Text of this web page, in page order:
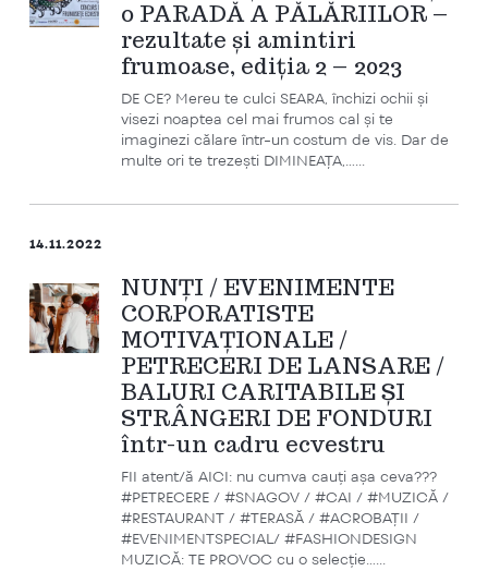
o PARADĂ A PĂLĂRIILOR –
rezultate și amintiri
frumoase, ediția 2 – 2023
DE CE? Mereu te culci SEARA, închizi ochii și
visezi noaptea cel mai frumos cal și te
imaginezi călare într-un costum de vis. Dar de
multe ori te trezești DIMINEAȚA,…...
14.11.2022
NUNȚI / EVENIMENTE
CORPORATISTE
MOTIVAȚIONALE /
PETRECERI DE LANSARE /
BALURI CARITABILE ȘI
STRÂNGERI DE FONDURI
într-un cadru ecvestru
FII atent/ă AICI: nu cumva cauți așa ceva???
#PETRECERE / #SNAGOV / #CAI / #MUZICĂ /
#RESTAURANT / #TERASĂ / #ACROBAȚII /
#EVENIMENTSPECIAL/ #FASHIONDESIGN
MUZICĂ: TE PROVOC cu o selecție…...